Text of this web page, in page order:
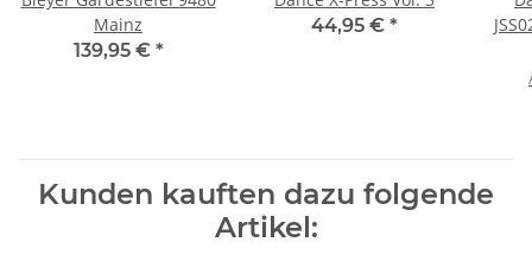
Mainz
139,95 € *
44,95 € *
Kunden kauften dazu folgende
Artikel: